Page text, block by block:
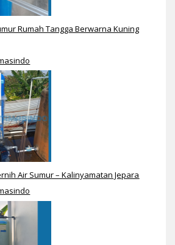
Rumah Tangga Berwarna Kuning
Air Sumur – Kalinyamatan Jepara